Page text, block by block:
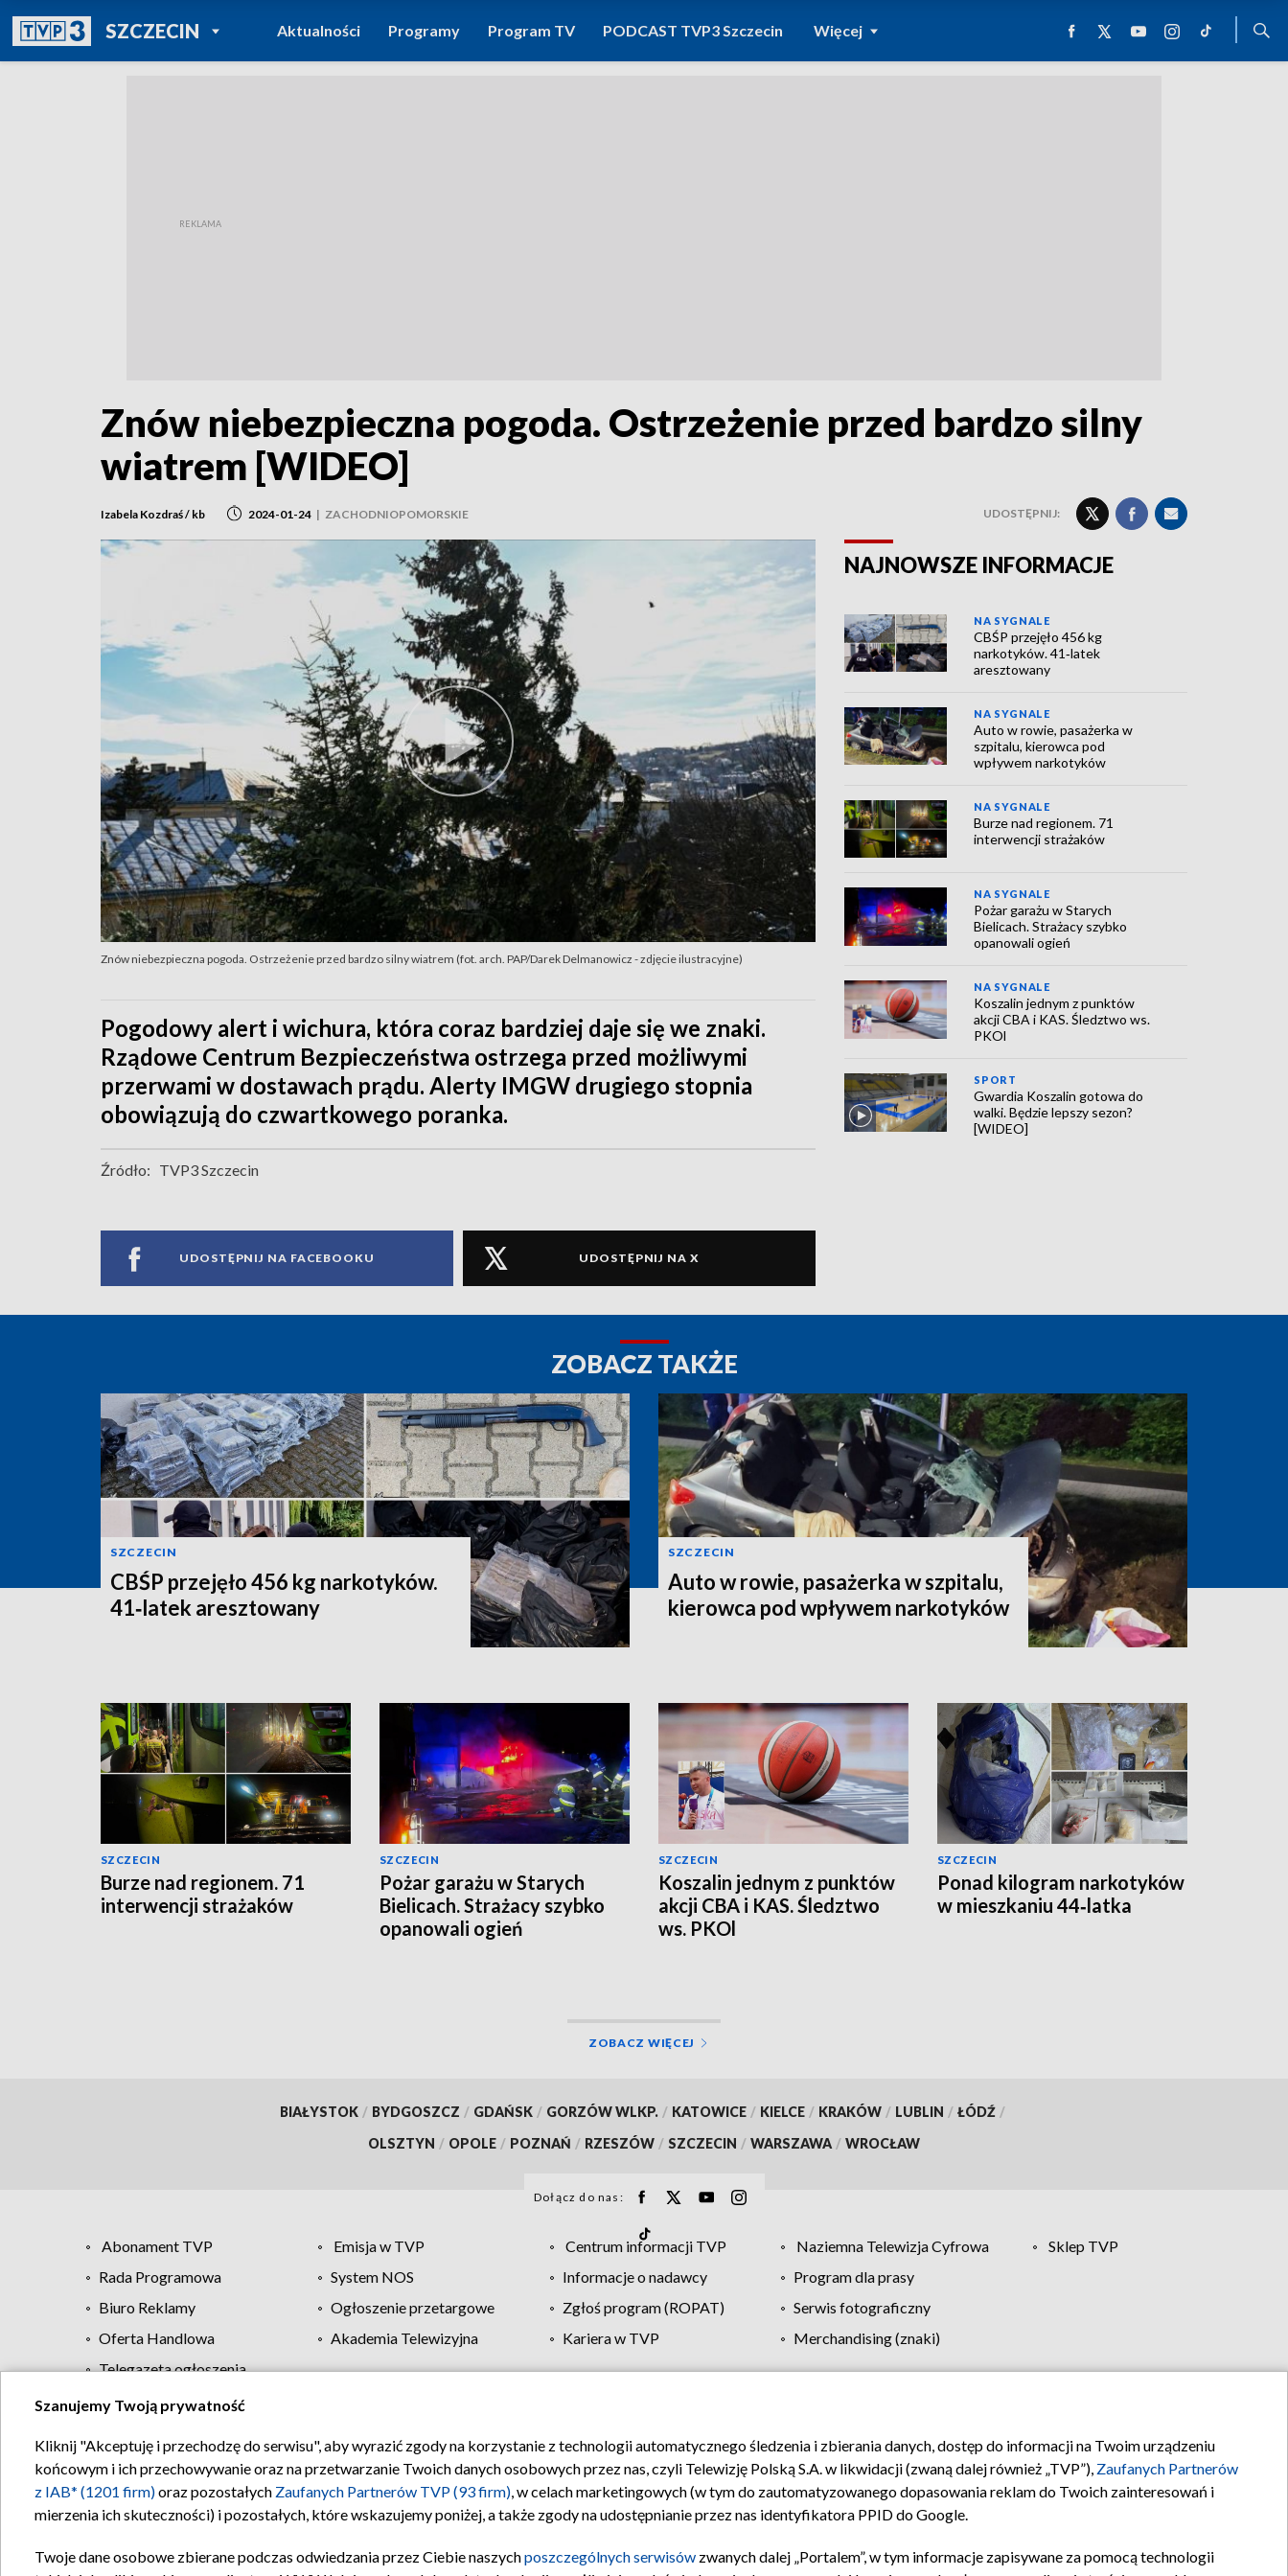
SZCZECINPOWRÓT DO
TVP REGIONY
Aktualności Programy Program TV PODCAST TVP3 Szczecin Więcej
Znów niebezpieczna pogoda. Ostrzeżenie przed bardzo silny
wiatrem [WIDEO]
Izabela Kozdraś / kb 2024-01-24 | ZACHODNIOPOMORSKIE UDOSTĘPNIJ:
Znów niebezpieczna pogoda. Ostrzeżenie przed bardzo silny wiatrem (fot. arch. PAP/Darek Delmanowicz - zdjęcie ilustracyjne)
Pogodowy alert i wichura, która coraz bardziej daje się we znaki.
Rządowe Centrum Bezpieczeństwa ostrzega przed możliwymi
przerwami w dostawach prądu. Alerty IMGW drugiego stopnia
obowiązują do czwartkowego poranka.
Źródło: TVP3 Szczecin
UDOSTĘPNIJ NA FACEBOOKU UDOSTĘPNIJ NA X
NAJNOWSZE INFORMACJE
NA SYGNALE
CBŚP przejęło 456 kg
narkotyków. 41‑latek
aresztowany
NA SYGNALE
Auto w rowie, pasażerka w
szpitalu, kierowca pod
wpływem narkotyków
NA SYGNALE
Burze nad regionem. 71
interwencji strażaków
NA SYGNALE
Pożar garażu w Starych
Bielicach. Strażacy szybko
opanowali ogień
NA SYGNALE
Koszalin jednym z punktów
akcji CBA i KAS. Śledztwo ws.
PKOl
SPORT
Gwardia Koszalin gotowa do
walki. Będzie lepszy sezon?
[WIDEO]
ZOBACZ TAKŻE
SZCZECIN
CBŚP przejęło 456 kg narkotyków.
41‑latek aresztowany
SZCZECIN
Auto w rowie, pasażerka w szpitalu,
kierowca pod wpływem narkotyków
SZCZECIN
Burze nad regionem. 71
interwencji strażaków
SZCZECIN
Pożar garażu w Starych
Bielicach. Strażacy szybko
opanowali ogień
SZCZECIN
Koszalin jednym z punktów
akcji CBA i KAS. Śledztwo
ws. PKOl
SZCZECIN
Ponad kilogram narkotyków
w mieszkaniu 44‑latka
ZOBACZ WIĘCEJ
BIAŁYSTOK / BYDGOSZCZ / GDAŃSK / GORZÓW WLKP. / KATOWICE / KIELCE / KRAKÓW / LUBLIN / ŁÓDŹ /
OLSZTYN / OPOLE / POZNAŃ / RZESZÓW / SZCZECIN / WARSZAWA / WROCŁAW
Dołącz do nas:
Abonament TVP Emisja w TVP Centrum informacji TVP Naziemna Telewizja Cyfrowa
Sklep TVP
Rada Programowa
System NOS Informacje o nadawcy
Program dla prasy
Biuro Reklamy
Ogłoszenie przetargowe Zgłoś program (ROPAT)
Serwis fotograficzny
Oferta Handlowa
Akademia Telewizyjna Kariera w TVP
Merchandising (znaki)
Telegazeta ogłoszenia
Regulamin TVP Polityka prywatności Moje zgody Pomoc Biuro reklamy Kontakt
Szanujemy Twoją prywatność
Kliknij "Akceptuję i przechodzę do serwisu", aby wyrazić zgody na korzystanie z technologii automatycznego śledzenia i zbierania danych, dostęp do informacji na Twoim urządzeniu
końcowym i ich przechowywanie oraz na przetwarzanie Twoich danych osobowych przez nas, czyli Telewizję Polską S.A. w likwidacji (zwaną dalej również „TVP”), Zaufanych Partnerów
z IAB* (1201 firm)oraz pozostałych Zaufanych Partnerów TVP (93 firm), w celach marketingowych (w tym do zautomatyzowanego dopasowania reklam do Twoich zainteresowań i
mierzenia ich skuteczności) i pozostałych, które wskazujemy poniżej, a także zgody na udostępnianie przez nas identyfikatora PPID do Google.
Twoje dane osobowe zbierane podczas odwiedzania przez Ciebie naszychposzczególnych serwisów zwanych dalej „Portalem”, w tym informacje zapisywane za pomocą technologii